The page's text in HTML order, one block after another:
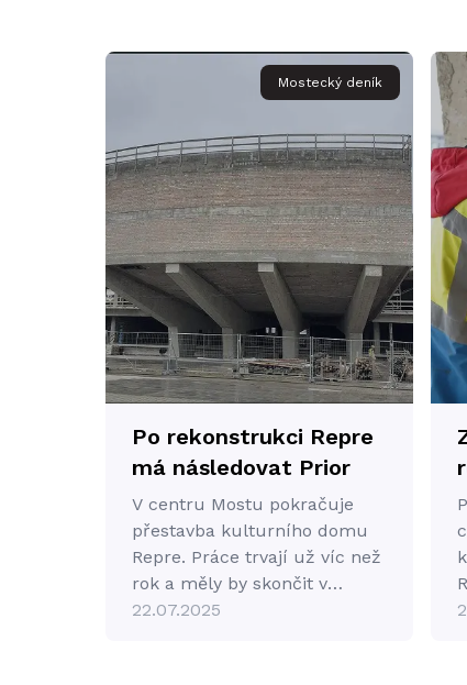
Mostecký deník
Po rekonstrukci Repre
má následovat Prior
V centru Mostu pokračuje
přestavba kulturního domu
Repre. Práce trvají už víc než
rok a měly by skončit v
závěru roku 2026. V Repre
22.07.2025